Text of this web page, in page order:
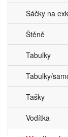
Sáčky na
Štěně
Tabulky
Tabulky/
Tašky
Vodítka